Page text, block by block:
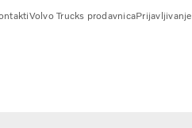
Volvo Trucks prodavnicaPrijavljivanje